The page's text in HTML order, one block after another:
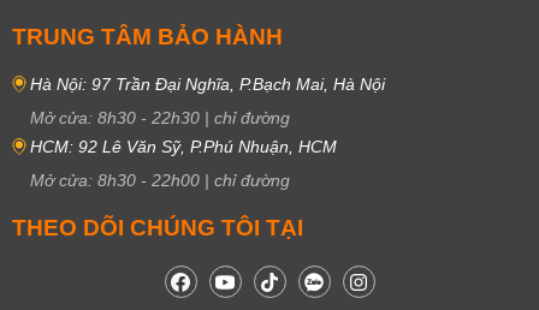
TRUNG TÂM BẢO HÀNH
Hà Nội: 97 Trần Đại Nghĩa, P.Bạch Mai, Hà Nội
Mở cửa: 8h30 - 22h30 | chỉ đường
HCM: 92 Lê Văn Sỹ, P.Phú Nhuận, HCM
Mở cửa: 8h30 - 22h00 | chỉ đường
THEO DÕI CHÚNG TÔI TẠI